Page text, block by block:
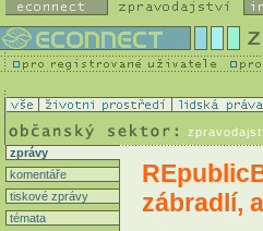
zprávy
komentáře
tiskové zprávy
témata
zábradlí,